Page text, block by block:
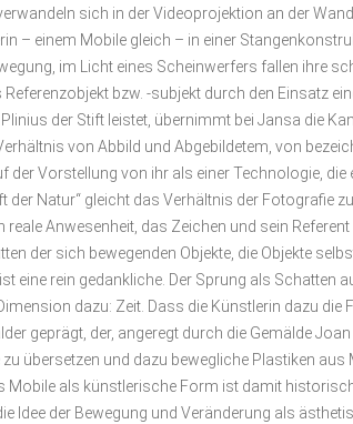
sich in der Videoprojektion an der
– einem Mobile gleich – in einer
im Licht eines Scheinwerfers fallen ihre
bzw. -subjekt durch den Einsatz
der Stift leistet, übernimmt bei Jansa die
von Abbild und Abgebildetem, von
der Vorstellung von ihr als einer Technologie,
der Natur“ gleicht das Verhältnis der
Anwesenheit, das Zeichen und sein
der sich bewegenden Objekte, die Objekte
eine rein gedankliche. Der Sprung als
dazu: Zeit. Dass die Künstlerin dazu
geprägt, der, angeregt durch die Gemälde
übersetzen und dazu bewegliche Plastiken
Mobile als künstlerische Form ist damit
Idee der Bewegung und Veränderung als